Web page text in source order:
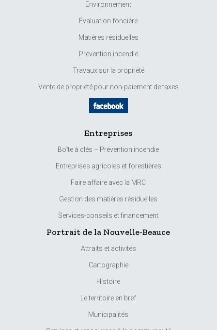
Environnement
Évaluation foncière
Matières résiduelles
Prévention incendie
Travaux sur la propriété
Vente de propriété pour non-paiement de taxes
Entreprises
Boîte à clés – Prévention incendie
Entreprises agricoles et forestières
Faire affaire avec la MRC
Gestion des matières résiduelles
Services-conseils et financement
Portrait de la Nouvelle-Beauce
Attraits et activités
Cartographie
Histoire
Le territoire en bref
Municipalités